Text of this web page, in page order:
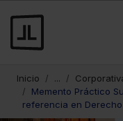
Inicio ...
Memento Práctico
referencia en